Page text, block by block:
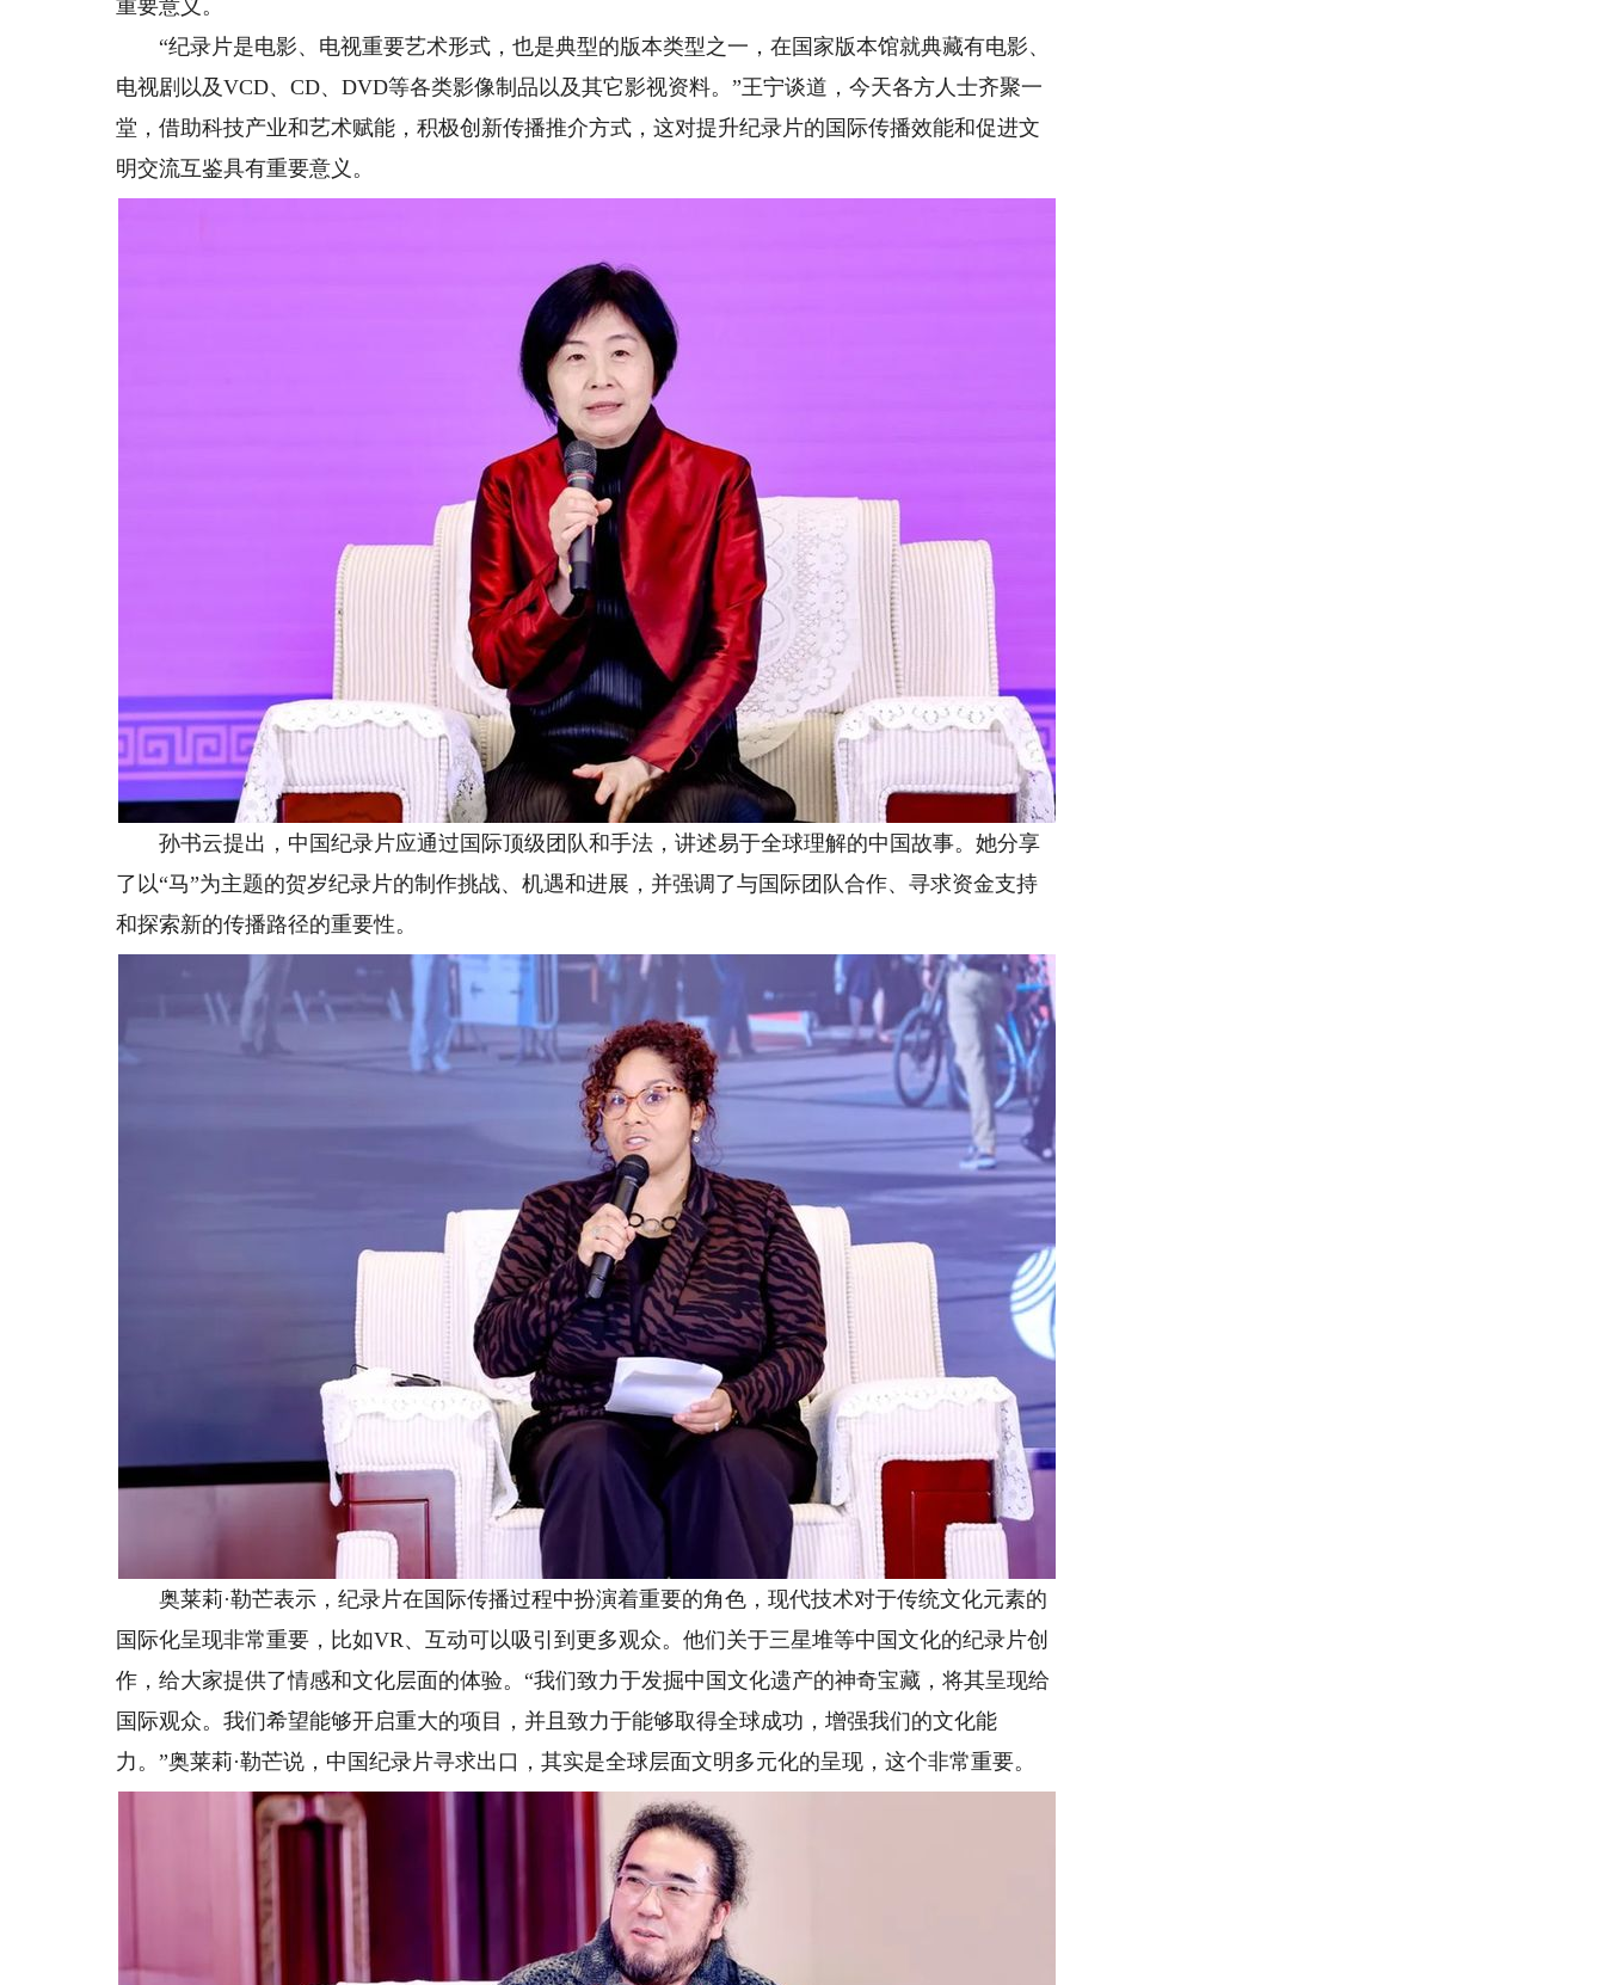
重要意义。
“纪录片是电影、电视重要艺术形式，也是典型的版本类型之一，在国家版本馆就典藏有电影、
电视剧以及VCD、CD、DVD等各类影像制品以及其它影视资料。”王宁谈道，今天各方人士齐聚一
堂，借助科技产业和艺术赋能，积极创新传播推介方式，这对提升纪录片的国际传播效能和促进文
明交流互鉴具有重要意义。
孙书云提出，中国纪录片应通过国际顶级团队和手法，讲述易于全球理解的中国故事。她分享
了以“马”为主题的贺岁纪录片的制作挑战、机遇和进展，并强调了与国际团队合作、寻求资金支持
和探索新的传播路径的重要性。
奥莱莉·勒芒表示，纪录片在国际传播过程中扮演着重要的角色，现代技术对于传统文化元素的
国际化呈现非常重要，比如VR、互动可以吸引到更多观众。他们关于三星堆等中国文化的纪录片创
作，给大家提供了情感和文化层面的体验。“我们致力于发掘中国文化遗产的神奇宝藏，将其呈现给
国际观众。我们希望能够开启重大的项目，并且致力于能够取得全球成功，增强我们的文化能
力。”奥莱莉·勒芒说，中国纪录片寻求出口，其实是全球层面文明多元化的呈现，这个非常重要。